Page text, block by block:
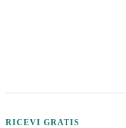
RICEVI GRATIS